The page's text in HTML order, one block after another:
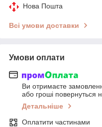
Нова Пошта
Всі умови доставки
Умови оплати
Ви отримаєте
або гроші повернуться
Детальніше
Оплатити частинами